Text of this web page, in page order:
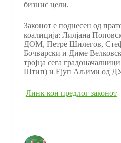
бизнис цели.
Законот е поднесен од
коалиција: Лилјана
ДОМ, Петре Шилегов,
Бочварски и Диме
тројца сега
Штип) и Ејуп Аљими од
Линк кон предлог законот